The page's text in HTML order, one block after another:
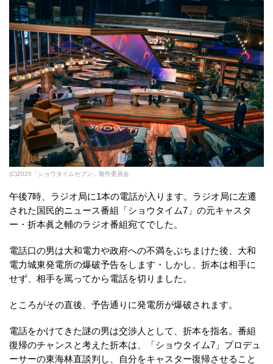
(C)2025「ショウタイムセブン」製作委員会
午後7時、ラジオ局に1本の電話が入ります。ラジオ局に左遷
された国民的ニュース番組「ショウタイム7」の元キャスタ
ー・折本眞之輔のラジオ番組宛てでした。
電話口の男は大和電力や政府への不満をぶちまけた後、大和
電力城東発電所の爆破予告をします・しかし、折本は相手に
せず、相手を罵ってから電話を切りました。
ところがその直後、予告通りに発電所が爆破されます。
電話をかけてきた謎の男は交渉人として、折本を指名。番組
復帰のチャンスと考えた折本は、「ショウタイム7」プロデュ
ーサーの東海林直談判し、自分をキャスター復帰させること